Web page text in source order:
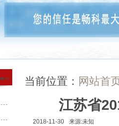
当前位置： 网站首
江苏省
2018-11-30 来源:未知